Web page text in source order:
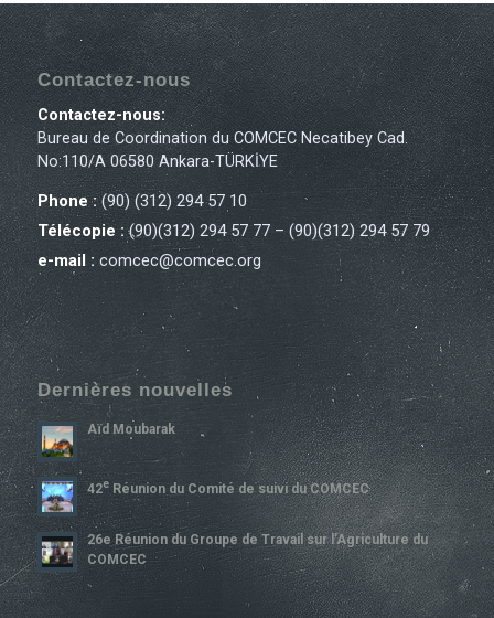
Contactez-nous
Contactez-nous:
Bureau de Coordination du COMCEC Necatibey Cad.
No:110/A 06580 Ankara-TÜRKİYE
Phone :(90) (312) 294 57 10
Télécopie :(90)(312) 294 57 77 – (90)(312) 294 57 79
e-mail : comcec@comcec.org
Dernières nouvelles
Aïd Moubarak
42ERéunion du Comité de suivi du COMCEC
26e Réunion du Groupe de Travail sur l’Agriculture du
COMCEC